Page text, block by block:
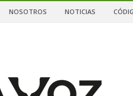
NOSOTROS NOTICIAS